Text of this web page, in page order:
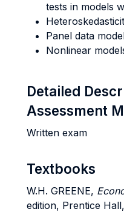
tests in models
Panel data
Nonlinear
Detailed
Assessment
Written exam
Textbooks
W.H. GREENE,
edition, Prentice